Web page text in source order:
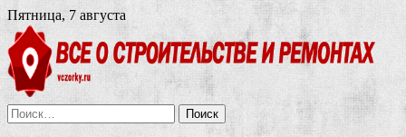
Пятница, 7 августа
Найти: